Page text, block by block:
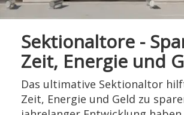
Sektionaltore -
Zeit, Energie und
Das ultimative Sektionaltor
Zeit, Energie und Geld zu